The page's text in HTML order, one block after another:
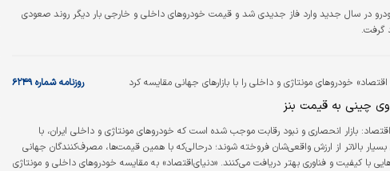
در سال جدید وارد فاز جدیدی شد و قیمت خودروهای داخلی و خارجی بار دیگر روند صعودی
گرفت.
اقتصاد» خودروهای مونتاژی و داخلی را با بازارهای جهانی مقایسه کرد روزنامه شماره ۶۲۴۹
چینی به قیمت بنز
بازار انحصاری و نبود رقابت موجب شده است که خودروهای مونتاژی و داخلی ایران، با
بالاتر از ارزش واقعی‌شان فروخته شوند؛ درحالی‌که با همین قیمت‌ها، مصرف‌کنندگان جهانی
با کیفیت و فناوری بهتر دریافت می‌کنند. «دنیای‌اقتصاد» به مقایسه خودروهای داخلی و مونتاژی